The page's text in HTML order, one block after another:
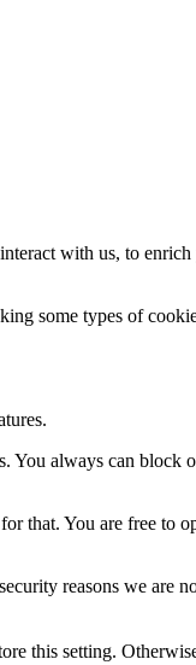
with us, to
some types of
always can
that. You are free to
reasons we are
this setting.